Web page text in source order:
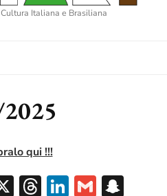
Italiana e Brasiliana
qui !!!
X Threads
LinkedIn
Gmail